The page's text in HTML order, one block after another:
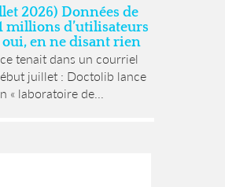
2026) Données de
millions d’utilisateurs
en ne disant rien
tenait dans un courriel
juillet : Doctolib lance
« laboratoire de...